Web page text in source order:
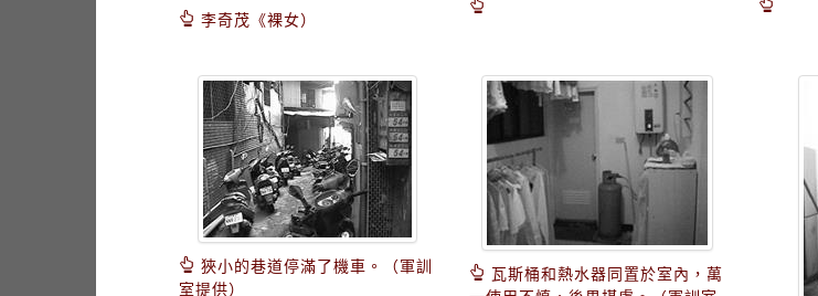
李奇茂《裸女）
狹小的巷道停滿了機車。（軍訓
室提供）
瓦斯桶和熱水器同置於室內，萬